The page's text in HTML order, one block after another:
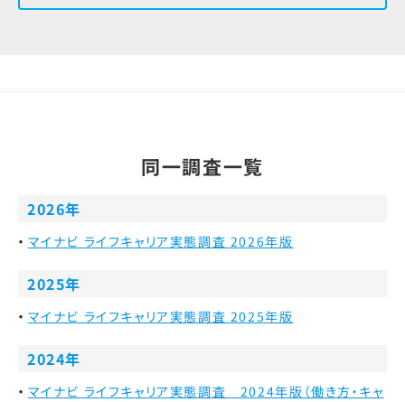
同一調査一覧
2026年
マイナビ ライフキャリア実態調査 2026年版
2025年
マイナビ ライフキャリア実態調査 2025年版
2024年
マイナビ ライフキャリア実態調査 2024年版（働き方・キャ